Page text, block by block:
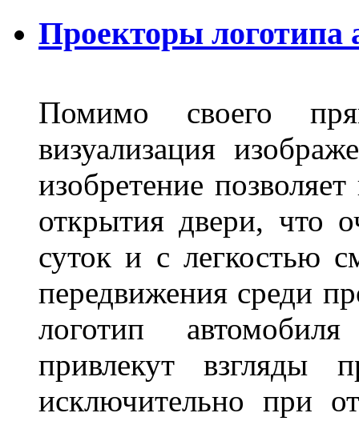
Проекторы логотипа
Помимо своего
визуализация
изобретение
открытия двери, что
суток и с легкостью
передвижения среди
логотип
привлекут взгляды
исключительно при